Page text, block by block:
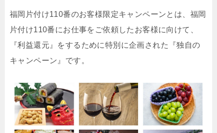
福岡片付け110番のお客様限定キャンペーンとは、福岡
片付け110番にお仕事をご依頼したお客様に向けて、
『利益還元』をするために特別に企画された『独自の
キャンペーン』です。